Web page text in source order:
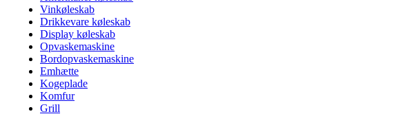
Vinkøleskab
Drikkevare køleskab
Display køleskab
Opvaskemaskine
Bordopvaskemaskine
Emhætte
Kogeplade
Komfur
Grill